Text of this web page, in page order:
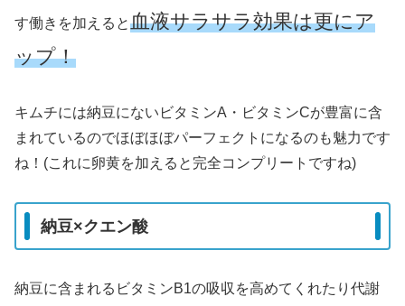
す働きを加えると血液サラサラ効果は更にア
ップ！
キムチには納豆にないビタミンA・ビタミンCが豊富に含
まれているのでほぼほぼパーフェクトになるのも魅力です
ね！(これに卵黄を加えると完全コンプリートですね)
納豆×クエン酸
納豆に含まれるビタミンB1の吸収を高めてくれたり代謝